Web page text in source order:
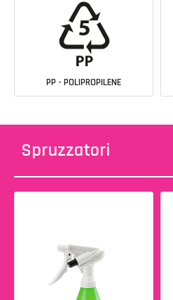
PP - POLIPROPILENE
Spruzzatori